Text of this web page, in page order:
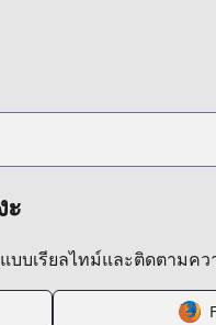
no-hitorigoto
บเรียลไทม์และติดตามค